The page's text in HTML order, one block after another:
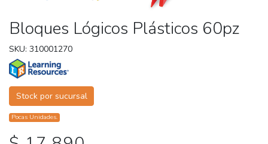
Bloques Lógicos Plásticos 60pz
SKU: 310001270
Stock por sucursal
Pocas Unidades.